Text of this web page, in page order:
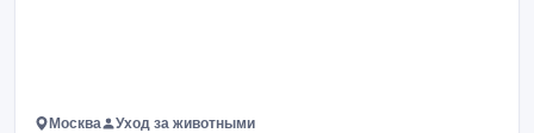
Москва Уход за животными